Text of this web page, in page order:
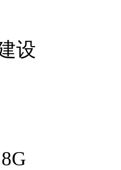
设
8G